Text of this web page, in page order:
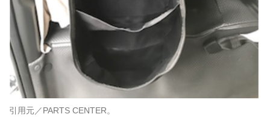
引用元／PARTS CENTER。